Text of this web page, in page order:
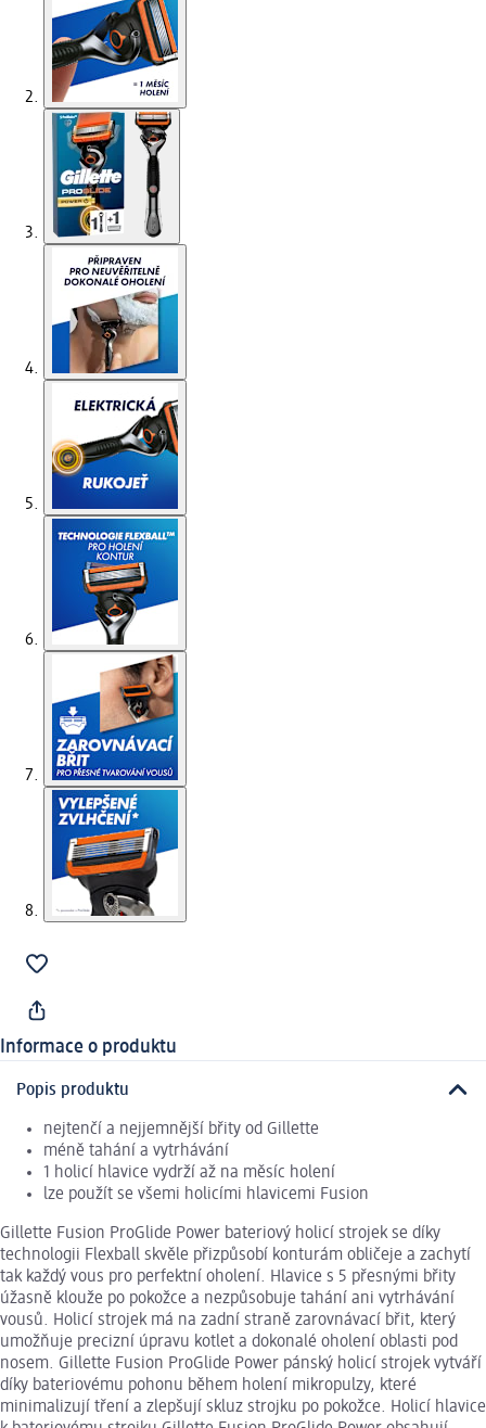
Informace o produktu
Popis produktu
nejtenčí a nejjemnější břity od Gillette
méně tahání a vytrhávání
1 holicí hlavice vydrží až na měsíc holení
lze použít se všemi holicími hlavicemi Fusion
Gillette Fusion ProGlide Power bateriový holicí strojek se díky
technologii Flexball skvěle přizpůsobí konturám obličeje a zachytí
tak každý vous pro perfektní oholení. Hlavice s 5 přesnými břity
úžasně klouže po pokožce a nezpůsobuje tahání ani vytrhávání
vousů. Holicí strojek má na zadní straně zarovnávací břit, který
umožňuje precizní úpravu kotlet a dokonalé oholení oblasti pod
nosem. Gillette Fusion ProGlide Power pánský holicí strojek vytváří
díky bateriovému pohonu během holení mikropulzy, které
minimalizují tření a zlepšují skluz strojku po pokožce. Holicí hlavice